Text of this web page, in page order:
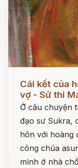
Cái kết của
vợ - Sử thi
Ở câu chuyện
đạo sư Sukra,
hôn với hoàng
công chúa
mình ở nhà